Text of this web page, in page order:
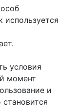
используется
условия
момент
и